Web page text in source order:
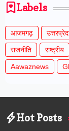
Labels
आजमगढ़
राजनीति राष्ट्रीय
Aawaznews
Hot Posts